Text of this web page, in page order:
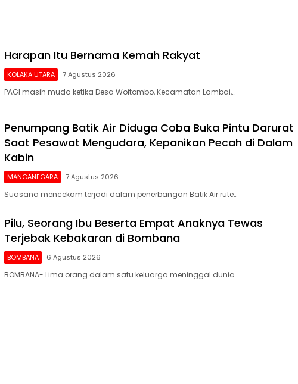
Harapan Itu Bernama Kemah Rakyat
KOLAKA UTARA 7 Agustus 2026
PAGI masih muda ketika Desa Woitombo, Kecamatan Lambai,…
Penumpang Batik Air Diduga Coba Buka Pintu Darurat
Saat Pesawat Mengudara, Kepanikan Pecah di Dalam
Kabin
MANCANEGARA 7 Agustus 2026
Suasana mencekam terjadi dalam penerbangan Batik Air rute…
Pilu, Seorang Ibu Beserta Empat Anaknya Tewas
Terjebak Kebakaran di Bombana
BOMBANA 6 Agustus 2026
BOMBANA- Lima orang dalam satu keluarga meninggal dunia…